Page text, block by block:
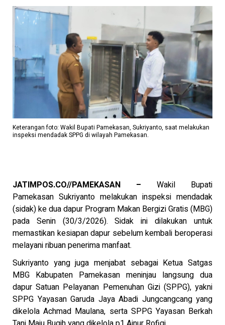
Keterangan foto: Wakil Bupati Pamekasan, Sukriyanto, saat melakukan
inspeksi mendadak SPPG di wilayah Pamekasan.
JATIMPOS.CO//PAMEKASAN – Wakil Bupati
Pamekasan Sukriyanto melakukan inspeksi mendadak
(sidak) ke dua dapur Program Makan Bergizi Gratis (MBG)
pada Senin (30/3/2026). Sidak ini dilakukan untuk
memastikan kesiapan dapur sebelum kembali beroperasi
melayani ribuan penerima manfaat.
Sukriyanto yang juga menjabat sebagai Ketua Satgas
MBG Kabupaten Pamekasan meninjau langsung dua
dapur Satuan Pelayanan Pemenuhan Gizi (SPPG), yakni
SPPG Yayasan Garuda Jaya Abadi Jungcangcang yang
dikelola Achmad Maulana, serta SPPG Yayasan Berkah